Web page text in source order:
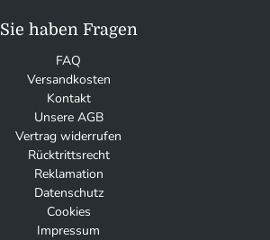
Sie haben Fragen
FAQ
Versandkosten
Kontakt
Unsere AGB
Vertrag widerrufen
Rücktrittsrecht
Reklamation
Datenschutz
Cookies
Impressum